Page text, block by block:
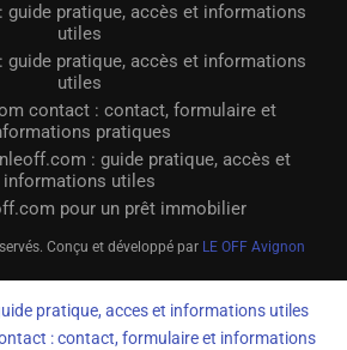
pratique, accès et informations
utiles
pratique, accès et informations
utiles
contact : contact, formulaire et
pratiques
: guide pratique, accès et
informations utiles
pour un prêt immobilier
Conçu et développé par LE OFF Avignon
pratique, acces et informations utiles
: contact, formulaire et informations